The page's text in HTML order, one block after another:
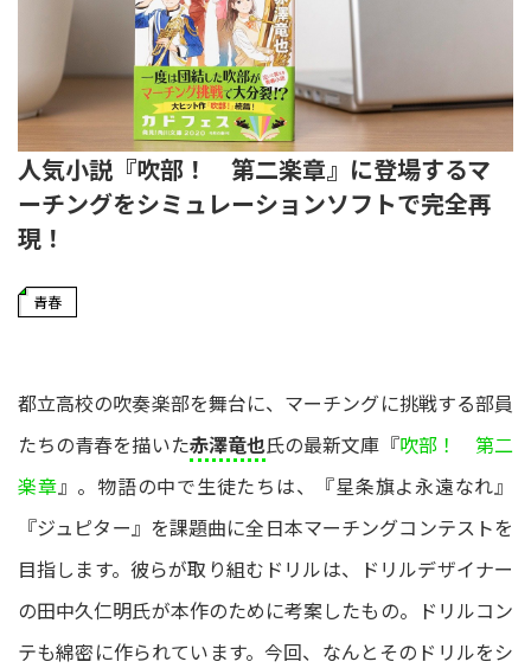
人気小説『吹部！ 第二楽章』に登場するマ
ーチングをシミュレーションソフトで完全再
現！
青春
都立高校の吹奏楽部を舞台に、マーチングに挑戦する部員
たちの青春を描いた赤澤竜也氏の最新文庫『吹部！ 第二
楽章』。物語の中で生徒たちは、『星条旗よ永遠なれ』
『ジュピター』を課題曲に全日本マーチングコンテストを
目指します。彼らが取り組むドリルは、ドリルデザイナー
の田中久仁明氏が本作のために考案したもの。ドリルコン
テも綿密に作られています。今回、なんとそのドリルをシ